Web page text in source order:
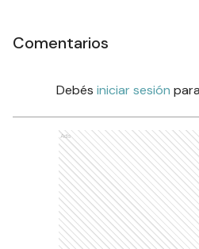
Comentarios
Debés iniciar sesión
Ads